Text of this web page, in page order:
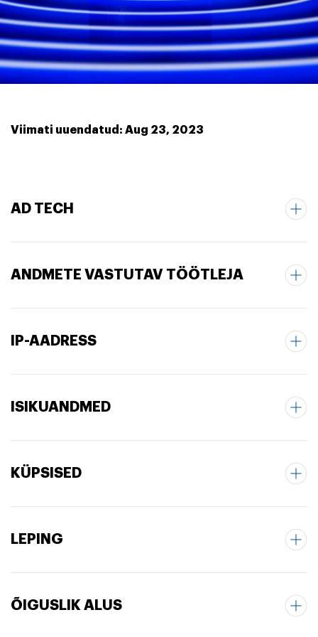
Viimati uuendatud: Aug 23, 2023
AD TECH
ANDMETE VASTUTAV TÖÖTLEJA
IP-AADRESS
ISIKUANDMED
KÜPSISED
LEPING
ÕIGUSLIK ALUS